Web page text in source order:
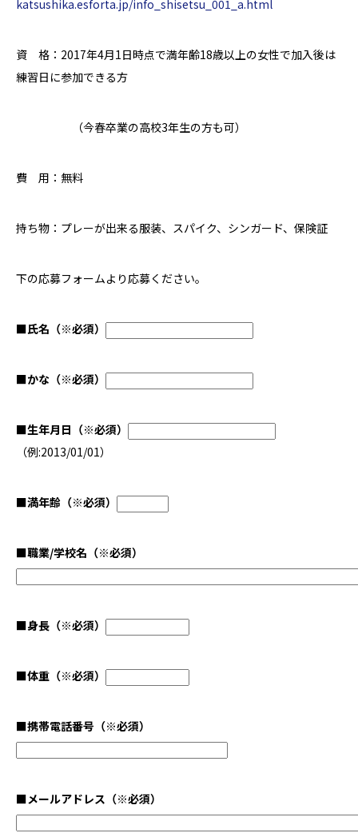
katsushika.esforta.jp/info_shisetsu_001_a.html
資 格：2017年4月1日時点で満年齢18歳以上の女性で加入後は
練習日に参加できる方
（今春卒業の高校3年生の方も可）
費 用：無料
持ち物：プレーが出来る服装、スパイク、シンガード、保険証
下の応募フォームより応募ください。
■氏名 （※必須）
■かな （※必須）
■生年月日 （※必須）
（例:2013/01/01）
■満年齢 （※必須）
■職業/学校名 （※必須）
■身長 （※必須）
■体重 （※必須）
■携帯電話番号 （※必須）
■メールアドレス （※必須）